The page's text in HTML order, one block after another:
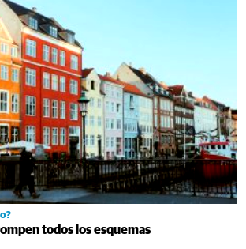
todos los esquemas